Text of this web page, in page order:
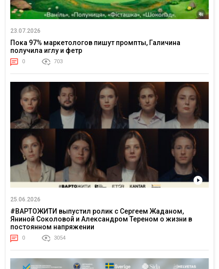
23.07.2026
Пока 97% маркетологов пишут промпты, Галичина
получила иглу и фетр
0 703
25.06.2026
#ВАРТОЖИТИ выпустил ролик с Сергеем Жаданом,
Яниной Соколовой и Александром Тереном о жизни в
постоянном напряжении
0 3054